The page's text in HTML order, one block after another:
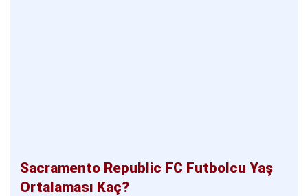
Sacramento Republic FC Futbolcu Yaş
Ortalaması Kaç?